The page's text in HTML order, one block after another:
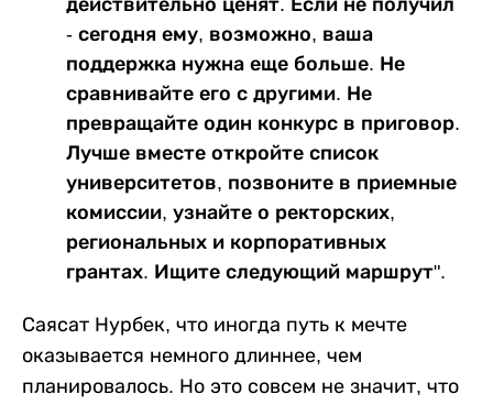
действительно ценят. Если не получил
- сегодня ему, возможно, ваша
поддержка нужна еще больше. Не
сравнивайте его с другими. Не
превращайте один конкурс в приговор.
Лучше вместе откройте список
университетов, позвоните в приемные
комиссии, узнайте о ректорских,
региональных и корпоративных
грантах. Ищите следующий маршрут".
Саясат Нурбек, что иногда путь к мечте
оказывается немного длиннее, чем
планировалось. Но это совсем не значит, что